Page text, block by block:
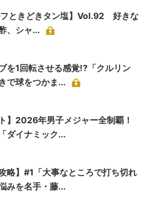
フときどきタン塩】Vol.92 好きな
、シャ...
を1回転させる感覚!?「クルリン
で球をつかま...
】2026年男子メジャー全制覇！
ダイナミック...
略】#1「大事なところで打ち切れ
みを名手・藤...